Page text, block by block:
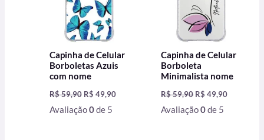
Capinha de Celular
Borboletas Azuis
com nome
R$59,90 R$ 49,90
Avaliação0de 5
Capinha de Celular
Borboleta
Minimalista nome
R$59,90 R$ 49,90
Avaliação0de 5